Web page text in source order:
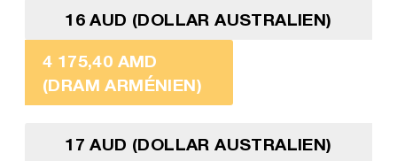
16 AUD (DOLLAR AUSTRALIEN)
4 175,40 AMD
(DRAM ARMÉNIEN)
17 AUD (DOLLAR AUSTRALIEN)